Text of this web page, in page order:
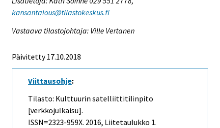
kansantalous@tilastokeskus.fi
Vastaava tilastojohtaja: Ville Vertanen
Päivitetty 17.10.2018
Viittausohje:
Tilasto: Kulttuurin satelliittitilinpito
[verkkojulkaisu].
ISSN=2323-959X. 2016, Liitetaulukko 1.